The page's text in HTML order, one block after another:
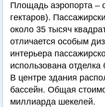
Площадь аэропорта –
гектаров).
около 35 тысяч
отличается особым
интерьера
использована
В центре здания
бассейн. Общая
миллиарда шекелей.